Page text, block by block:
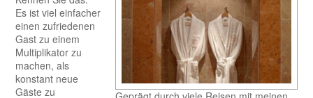
Es ist viel einfacher
einen zufriedenen
Gast zu einem
Multiplikator zu
machen, als
konstant neue
Gäste zu